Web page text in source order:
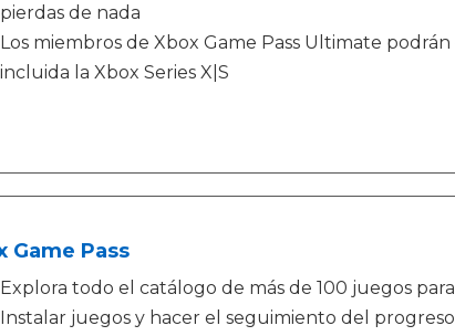
pierdas de nada
Los miembros de Xbox Game Pass Ultimate
incluida la Xbox Series X|S
Game Pass
Explora todo el catálogo de más de 100 juegos
Instalar juegos y hacer el seguimiento del